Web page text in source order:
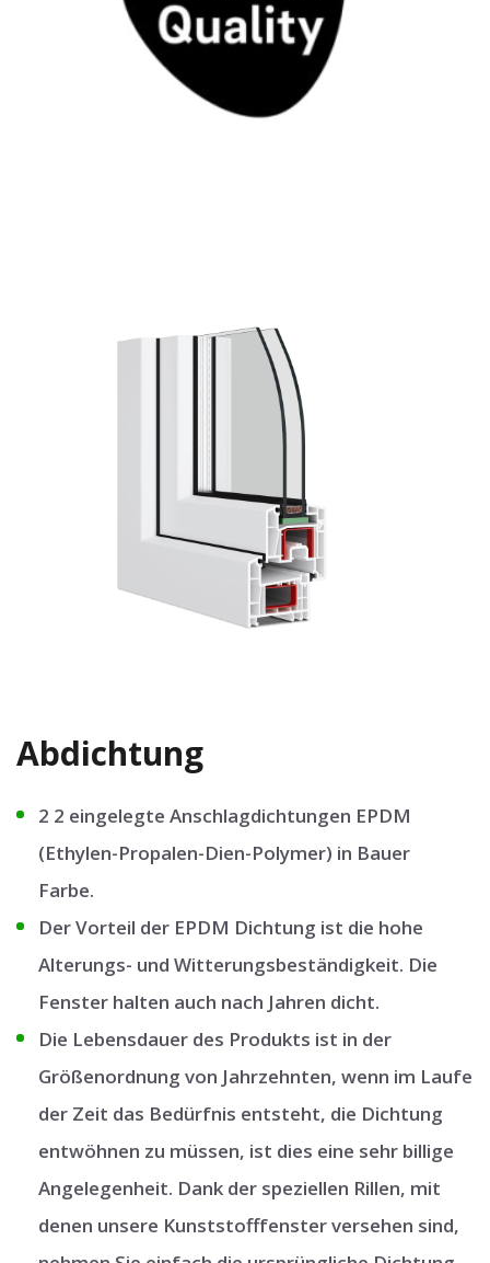
Abdichtung
2 2 eingelegte Anschlagdichtungen EPDM
(Ethylen-Propalen-Dien-Polymer) in Bauer
Farbe.
Der Vorteil der EPDM Dichtung ist die hohe
Alterungs- und Witterungsbeständigkeit. Die
Fenster halten auch nach Jahren dicht.
Die Lebensdauer des Produkts ist in der
Größenordnung von Jahrzehnten, wenn im Laufe
der Zeit das Bedürfnis entsteht, die Dichtung
entwöhnen zu müssen, ist dies eine sehr billige
Angelegenheit. Dank der speziellen Rillen, mit
denen unsere Kunststofffenster versehen sind,